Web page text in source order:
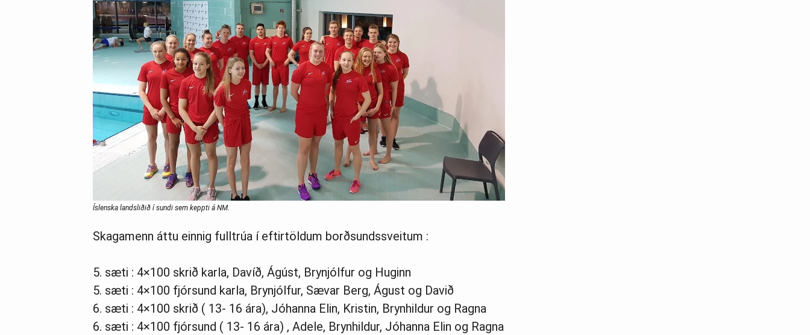
Íslenska landsliðið í sundi sem keppti á NM.
Skagamenn áttu einnig fulltrúa í eftirtöldum borðsundssveitum :
5. sæti : 4×100 skrið karla, Davíð, Ágúst, Brynjólfur og Huginn
5. sæti : 4×100 fjórsund karla, Brynjólfur, Sævar Berg, Águst og Davið
6. sæti : 4×100 skrið ( 13- 16 ára), Jóhanna Elin, Kristin, Brynhildur og Ragna
6. sæti : 4×100 fjórsund ( 13- 16 ára) , Adele, Brynhildur, Jóhanna Elin og Ragna